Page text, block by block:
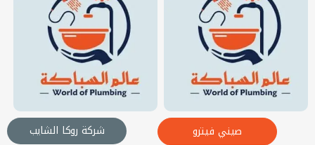
صيني فيترو شركة روكا الشايب